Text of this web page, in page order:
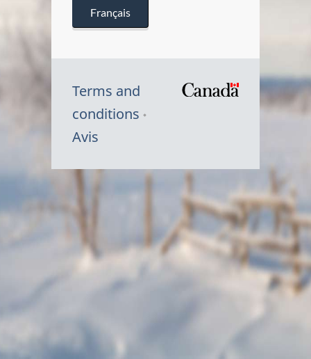
Français
Terms and
conditions
Avis
Symbole
Canada